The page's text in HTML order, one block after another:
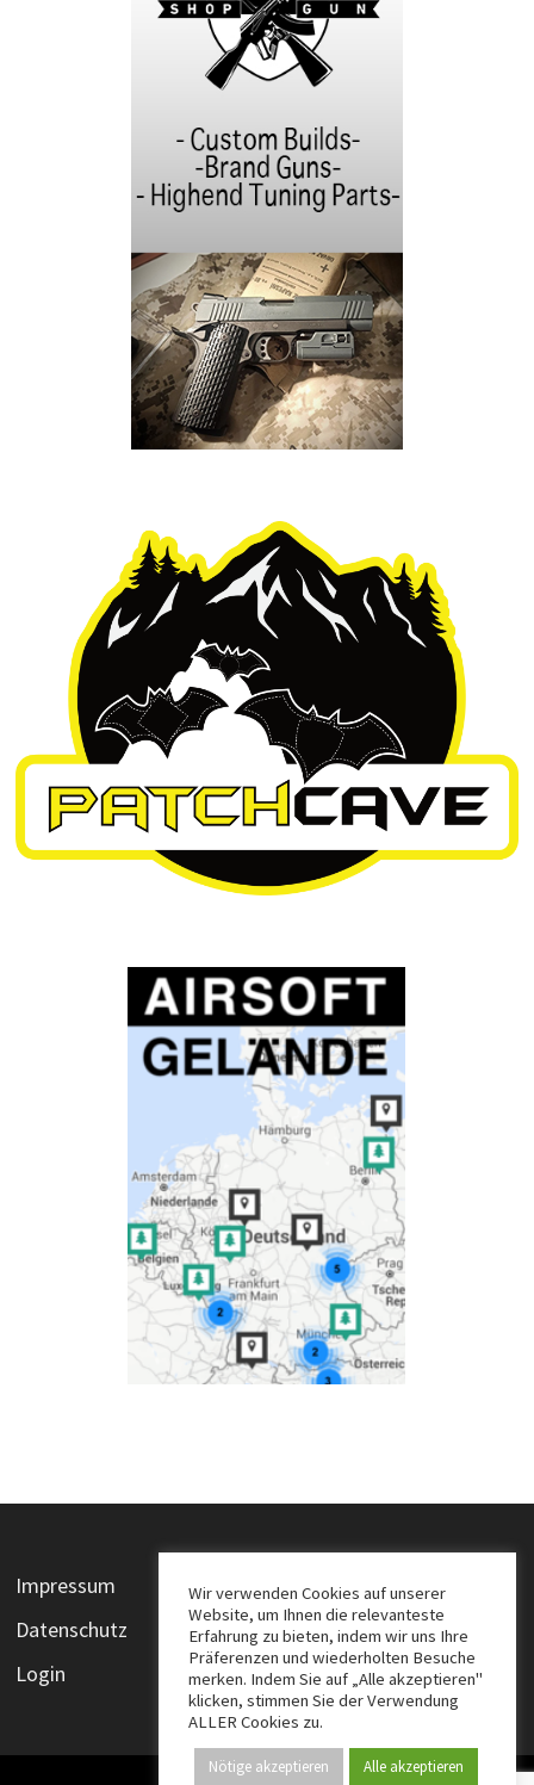
Impressum
Datenschutz
Login
Wir verwenden Cookies auf unserer
Website, um Ihnen die relevanteste
Erfahrung zu bieten, indem wir uns Ihre
Präferenzen und wiederholten Besuche
merken. Indem Sie auf „Alle akzeptieren"
klicken, stimmen Sie der Verwendung
ALLER Cookies zu.
Nötige akzeptieren Alle akzeptieren